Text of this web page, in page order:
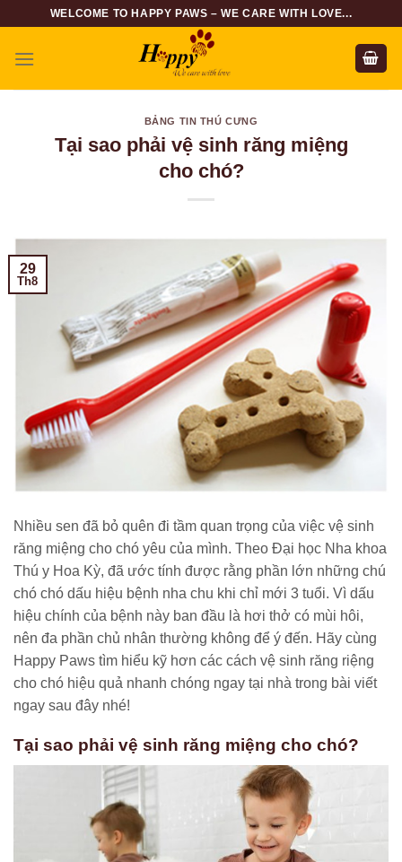
content
WELCOME TO HAPPY PAWS – WE CARE WITH LOVE...
BẢNG TIN THÚ CƯNG
Tại sao phải vệ sinh răng miệng
cho chó?
29
Th8
Nhiều sen đã bỏ quên đi tầm quan trọng của việc vệ sinh
răng miệng cho chó yêu của mình. Theo Đại học Nha khoa
Thú y Hoa Kỳ, đã ước tính được rằng phần lớn những chú
chó chó dấu hiệu bệnh nha chu khi chỉ mới 3 tuổi. Vì dấu
hiệu chính của bệnh này ban đầu là hơi thở có mùi hôi,
nên đa phần chủ nhân thường không để ý đến. Hãy cùng
Happy Paws tìm hiểu kỹ hơn các cách vệ sinh răng riệng
cho chó hiệu quả nhanh chóng ngay tại nhà trong bài viết
ngay sau đây nhé!
Tại sao phải vệ sinh răng miệng cho chó?